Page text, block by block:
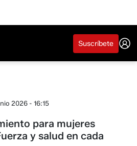
Suscríbete
2026 - 16:15
para mujeres
y salud en cada